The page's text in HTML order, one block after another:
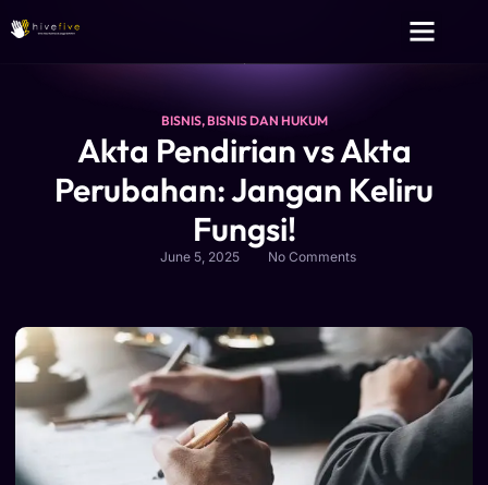
BISNIS,BISNIS DAN HUKUM
Akta Pendirian vs Akta
Perubahan: Jangan Keliru
Fungsi!
June 5, 2025 No Comments